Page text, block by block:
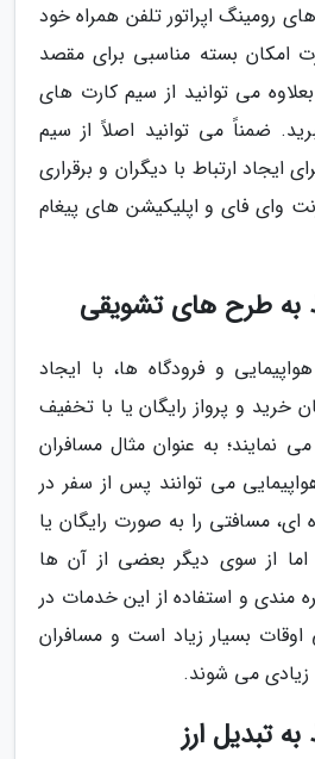
رومینگ اپراتور تلفن همراه خود
امکان بسته مناسبی برای مقصد
می توانید از سیم کارت های
ضمناً می توانید اصلاً از سیم
ایجاد ارتباط با دیگران و برقراری
وای فای و اپلیکیشن های پیغام
به طرح های تشویقی
و فرودگاه ها، با ایجاد
و پرواز رایگان یا با تخفیف
نمایند؛ به عنوان مثال مسافران
می توانند پس از سفر در
مسافتی را به صورت رایگان یا
اما از سوی دیگر بعضی از آن ها
مندی و استفاده از این خدمات در
بسیار زیاد است و مسافران
زیادی می شوند.
تبدیل ارز